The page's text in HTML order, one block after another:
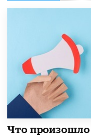
​Что произошло